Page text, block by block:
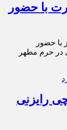
با حضور
با حضور
در حرم مطهر
رایزنی